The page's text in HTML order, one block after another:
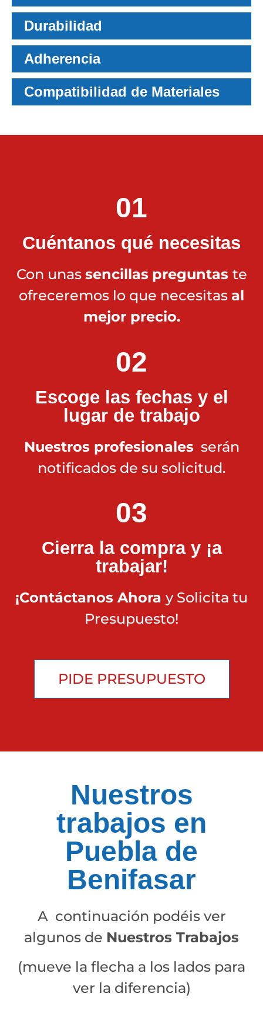
Durabilidad
Adherencia
Compatibilidad de Materiales
01
Cuéntanos qué necesitas
Con unas sencillas preguntas te
ofreceremos lo que necesitas al
mejor precio.
02
Escoge las fechas y el
lugar de trabajo
Nuestros profesionales serán
notificados de su solicitud.
03
Cierra la compra y ¡a
trabajar!
¡Contáctanos Ahora y Solicita tu
Presupuesto!
PIDE PRESUPUESTO
Nuestros
trabajos en
Puebla de
Benifasar
A continuación podéis ver
algunos de Nuestros Trabajos
(mueve la flecha a los lados para
ver la diferencia)